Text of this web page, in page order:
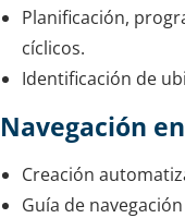
Planificación,
cíclicos.
Identificación de
Navegación
Creación
Guía de